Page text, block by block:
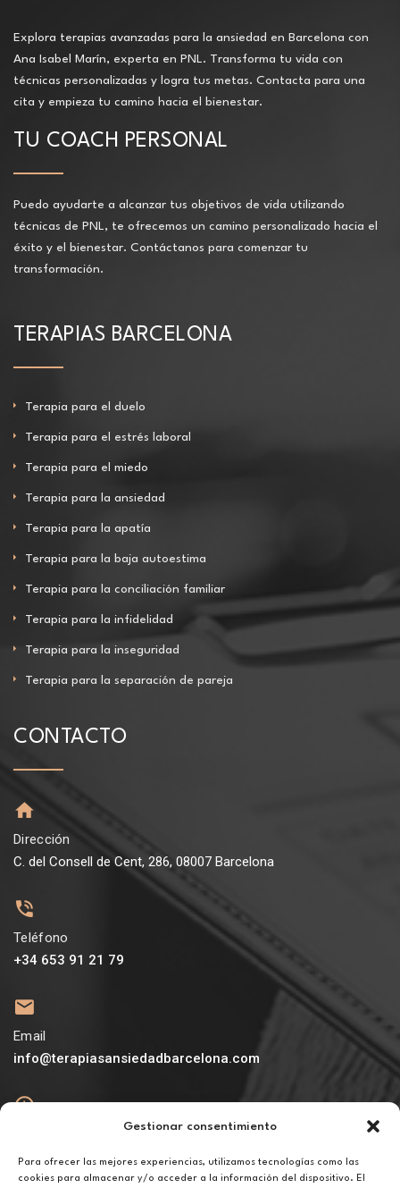
Gestionar consentimiento
Para ofrecer las mejores experiencias, utilizamos tecnologías como las
cookies para almacenar y/o acceder a la información del dispositivo. El
Explora terapias avanzadas para la ansiedad en Barcelona con
Ana Isabel Marín, experta en PNL. Transforma tu vida con
técnicas personalizadas y logra tus metas. Contacta para una
cita y empieza tu camino hacia el bienestar.
TU COACH PERSONAL
Puedo ayudarte a alcanzar tus objetivos de vida utilizando
técnicas de PNL, te ofrecemos un camino personalizado hacia el
éxito y el bienestar. Contáctanos para comenzar tu
transformación.
TERAPIAS BARCELONA
Terapia para el duelo
Terapia para el estrés laboral
Terapia para el miedo
Terapia para la ansiedad
Terapia para la apatía
Terapia para la baja autoestima
Terapia para la conciliación familiar
Terapia para la infidelidad
Terapia para la inseguridad
Terapia para la separación de pareja
CONTACTO
Dirección
C. del Consell de Cent, 286, 08007 Barcelona
Teléfono
+34 653 91 21 79
Email
info@terapiasansiedadbarcelona.com
De lunes a viernes de 10h a 20h